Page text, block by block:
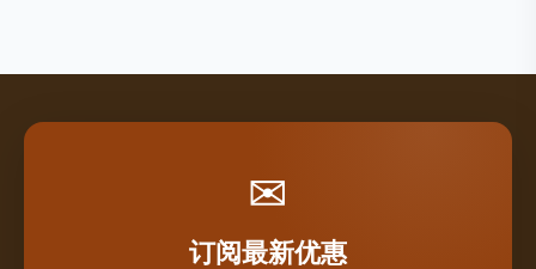
✉
订阅最新优惠